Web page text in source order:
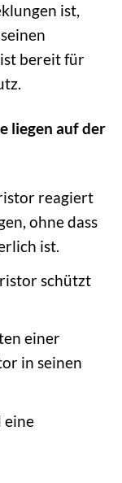
ist,
bereit für
liegen auf der
reagiert
ohne dass
ist.
schützt
einer
in seinen
eine